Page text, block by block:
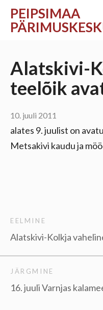
PEIPSIMAA
Alatskivi-
teelõik
10. juuli 2011
alates 9. juulist on
Metsakivi kaudu ja
EELMINE
Alatskivi-Kolkja
JÄRGMINE
16. juuli Varnjas